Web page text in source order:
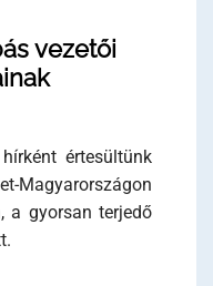
vezetői
értesültünk
a gyorsan terjedő